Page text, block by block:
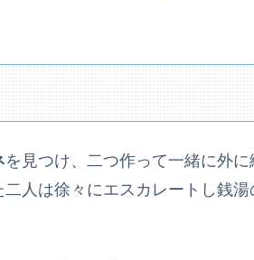
を見つけ、二つ作って一緒に外
人は徐々にエスカレートし銭湯